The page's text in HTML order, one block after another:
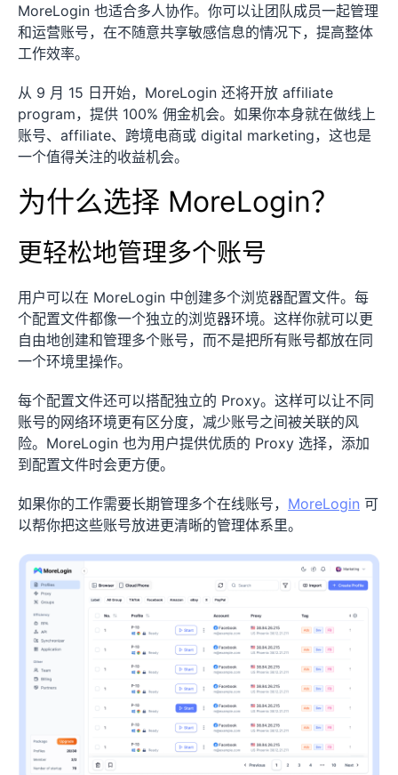
MoreLogin 也适合多人协作。你可以让团队成员一起管理
和运营账号，在不随意共享敏感信息的情况下，提高整体
工作效率。
从 9 月 15 日开始，MoreLogin 还将开放 affiliate
program，提供 100% 佣金机会。如果你本身就在做线上
账号、affiliate、跨境电商或 digital marketing，这也是
一个值得关注的收益机会。
为什么选择 MoreLogin？
更轻松地管理多个账号
用户可以在 MoreLogin 中创建多个浏览器配置文件。每
个配置文件都像一个独立的浏览器环境。这样你就可以更
自由地创建和管理多个账号，而不是把所有账号都放在同
一个环境里操作。
每个配置文件还可以搭配独立的 Proxy。这样可以让不同
账号的网络环境更有区分度，减少账号之间被关联的风
险。MoreLogin 也为用户提供优质的 Proxy 选择，添加
到配置文件时会更方便。
如果你的工作需要长期管理多个在线账号， MoreLogin 可
以帮你把这些账号放进更清晰的管理体系里。